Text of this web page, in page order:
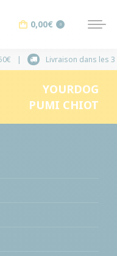
0,00€ 0
à partir de 150€
YOURDOG
PUMI CHIOT